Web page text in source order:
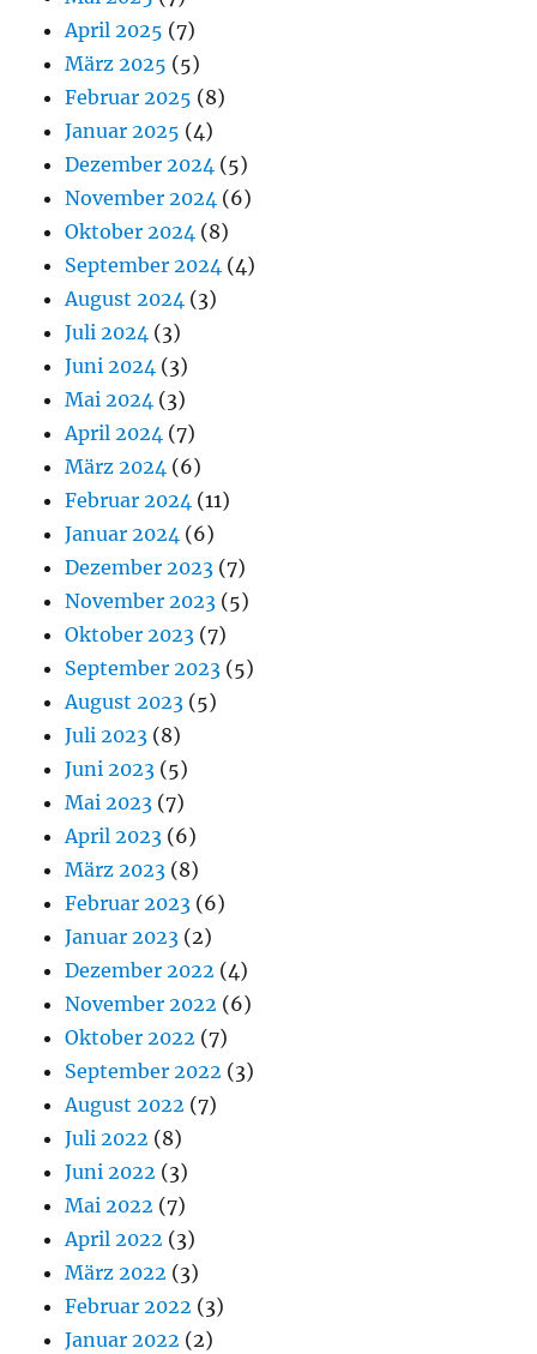
April 2025 (7)
März 2025 (5)
Februar 2025 (8)
Januar 2025 (4)
Dezember 2024 (5)
November 2024 (6)
Oktober 2024 (8)
September 2024 (4)
August 2024 (3)
Juli 2024 (3)
Juni 2024 (3)
Mai 2024 (3)
April 2024 (7)
März 2024 (6)
Februar 2024 (11)
Januar 2024 (6)
Dezember 2023 (7)
November 2023 (5)
Oktober 2023 (7)
September 2023 (5)
August 2023 (5)
Juli 2023 (8)
Juni 2023 (5)
Mai 2023 (7)
April 2023 (6)
März 2023 (8)
Februar 2023 (6)
Januar 2023 (2)
Dezember 2022 (4)
November 2022 (6)
Oktober 2022 (7)
September 2022 (3)
August 2022 (7)
Juli 2022 (8)
Juni 2022 (3)
Mai 2022 (7)
April 2022 (3)
März 2022 (3)
Februar 2022 (3)
Januar 2022 (2)